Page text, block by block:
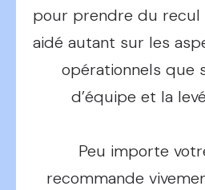
pour prendre du recul
aidé autant sur les
opérationnels que
d’équipe et la
Peu importe
recommande